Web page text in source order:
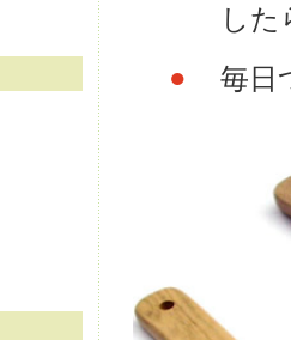
し
●
毎日